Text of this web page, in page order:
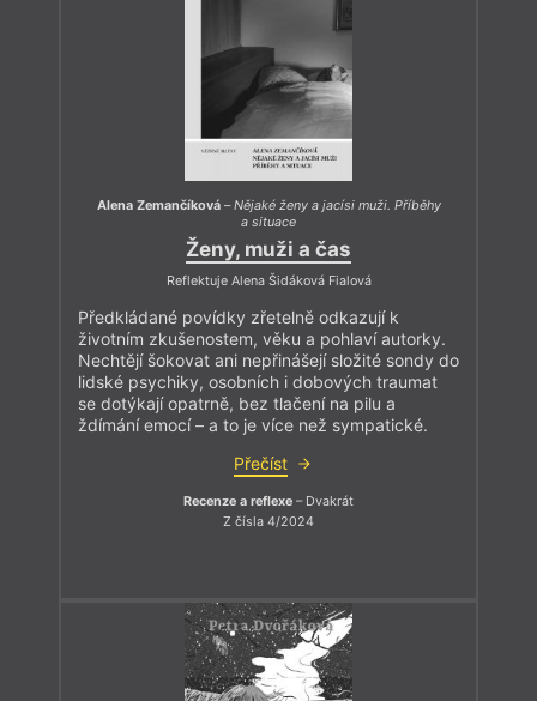
Alena Zemančíková–Nějaké ženy a jacísi muži. Příběhy
a situace
Ženy, muži a čas
Reflektuje Alena Šidáková Fialová
Předkládané povídky zřetelně odkazují k
životním zkušenostem, věku a pohlaví autorky.
Nechtějí šokovat ani nepřinášejí složité sondy do
lidské psychiky, osobních i dobových traumat
se dotýkají opatrně, bez tlačení na pilu a
ždímání emocí – a to je více než sympatické.
Přečíst
Recenze a reflexe – Dvakrát
Z čísla 4/2024